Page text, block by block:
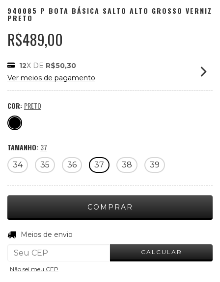
940085 P BOTA BÁSICA SALTO ALTO GROSSO VERNIZ
PRETO
R$489,00
12X DE R$50,30
Ver meios de pagamento
COR: PRETO
TAMANHO: 37
34 35 36 37 38 39
Entregas para o CEP:
Meios de envio
CALCULAR
Não sei meu CEP